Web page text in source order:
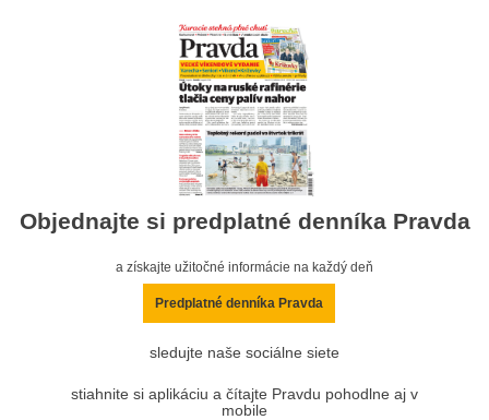
Objednajte si predplatné denníka Pravda
a získajte užitočné informácie na každý deň
Predplatné denníka Pravda
sledujte naše sociálne siete
stiahnite si aplikáciu a čítajte Pravdu pohodlne aj v
mobile